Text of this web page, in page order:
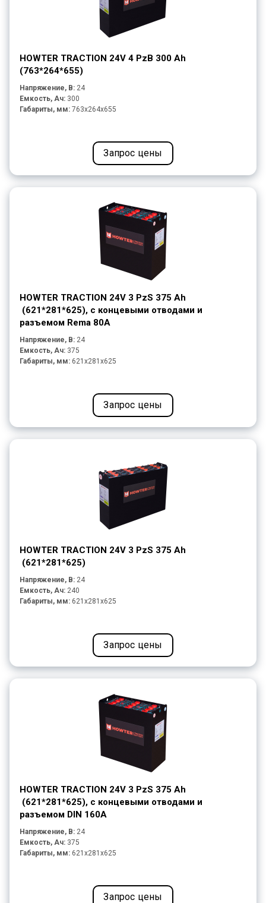
HOWTER TRACTION 24V 4 PzB 300 Ah
(763*264*655)
Напряжение, В: 24
Емкость, Ач: 300
Габариты, мм: 763x264x655
Запрос цены
HOWTER TRACTION 24V 3 PzS 375 Ah
(621*281*625), с концевыми отводами и
разъемом Rema 80A
Напряжение, В: 24
Емкость, Ач: 375
Габариты, мм: 621x281x625
Запрос цены
HOWTER TRACTION 24V 3 PzS 375 Ah
(621*281*625)
Напряжение, В: 24
Емкость, Ач: 240
Габариты, мм: 621x281x625
Запрос цены
HOWTER TRACTION 24V 3 PzS 375 Ah
(621*281*625), с концевыми отводами и
разъемом DIN 160A
Напряжение, В: 24
Емкость, Ач: 375
Габариты, мм: 621x281x625
Запрос цены